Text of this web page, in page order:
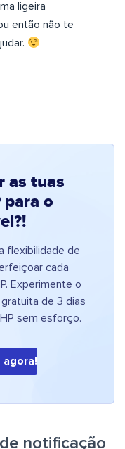
ligeira
então não te
as tuas
para o
flexibilidade de
cada
Experimente o
de 3 dias
sem esforço.
agora!
notificação